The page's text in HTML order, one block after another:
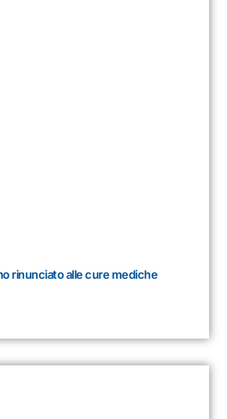
rinunciato alle cure mediche